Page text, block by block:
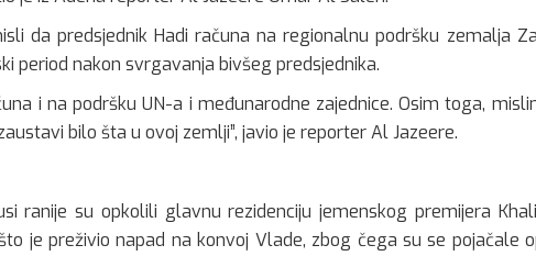
da predsjednik Hadi računa na regionalnu podršku zemalja
period nakon svrgavanja bivšeg predsjednika.
i na podršku UN-a i međunarodne zajednice. Osim toga,
bilo šta u ovoj zemlji”, javio je reporter Al Jazeere.
ranije su opkolili glavnu rezidenciju jemenskog premijera
je preživio napad na konvoj Vlade, zbog čega su se pojačale